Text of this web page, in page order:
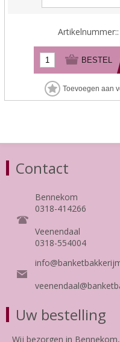
Artikelnummer::
Contact
Bennekom
0318-414266
Veenendaal
0318-554004
Uw bestelling
Wij bezorgen in